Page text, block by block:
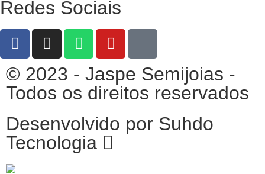
Redes Sociais
© 2023 - Jaspe Semijoias -
Todos os direitos reservados
Desenvolvido por Suhdo
Tecnologia